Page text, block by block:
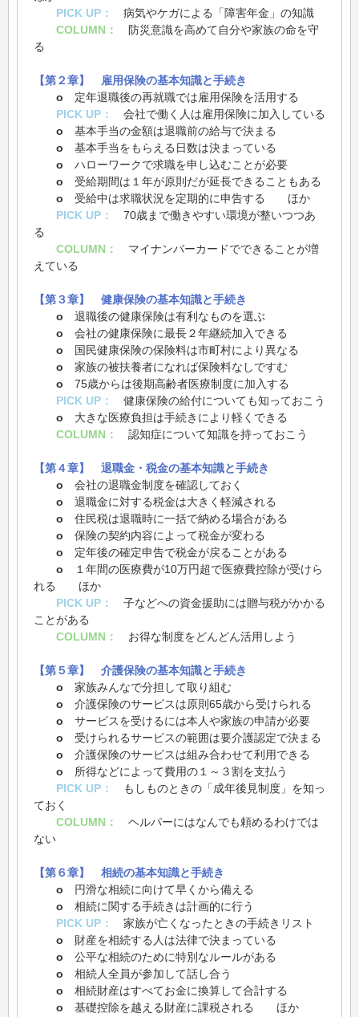
PICK UP：
病気やケガによる「障害年金」の知識
COLUMN：
防災意識を高めて自分や家族の命を守
る
【第２章】 雇用保険の基本知識と手続き
o 定年退職後の再就職では雇用保険を活用する
PICK UP：
会社で働く人は雇用保険に加入している
o 基本手当の金額は退職前の給与で決まる
o 基本手当をもらえる日数は決まっている
o ハローワークで求職を申し込むことが必要
o 受給期間は１年が原則だが延長できることもある
o 受給中は求職状況を定期的に申告する ほか
PICK UP：
70歳まで働きやすい環境が整いつつあ
る
COLUMN：
マイナンバーカードでできることが増
えている
【第３章】 健康保険の基本知識と手続き
o 退職後の健康保険は有利なものを選ぶ
o 会社の健康保険に最長２年継続加入できる
o 国民健康保険の保険料は市町村により異なる
o 家族の被扶養者になれば保険料なしですむ
o 75歳からは後期高齢者医療制度に加入する
PICK UP：
健康保険の給付についても知っておこう
o 大きな医療負担は手続きにより軽くできる
COLUMN：
認知症について知識を持っておこう
【第４章】 退職金・税金の基本知識と手続き
o 会社の退職金制度を確認しておく
o 退職金に対する税金は大きく軽減される
o 住民税は退職時に一括で納める場合がある
o 保険の契約内容によって税金が変わる
o 定年後の確定申告で税金が戻ることがある
o １年間の医療費が10万円超で医療費控除が受けら
れる ほか
PICK UP：
子などへの資金援助には贈与税がかかる
ことがある
COLUMN：
お得な制度をどんどん活用しよう
【第５章】 介護保険の基本知識と手続き
o 家族みんなで分担して取り組む
o 介護保険のサービスは原則65歳から受けられる
o サービスを受けるには本人や家族の申請が必要
o 受けられるサービスの範囲は要介護認定で決まる
o 介護保険のサービスは組み合わせて利用できる
o 所得などによって費用の１～３割を支払う
PICK UP：
もしものときの「成年後見制度」を知っ
ておく
COLUMN：
ヘルパーにはなんでも頼めるわけでは
ない
【第６章】 相続の基本知識と手続き
o 円滑な相続に向けて早くから備える
o 相続に関する手続きは計画的に行う
PICK UP：
家族が亡くなったときの手続きリスト
o 財産を相続する人は法律で決まっている
o 公平な相続のために特別なルールがある
o 相続人全員が参加して話し合う
o 相続財産はすべてお金に換算して合計する
o 基礎控除を越える財産に課税される ほか